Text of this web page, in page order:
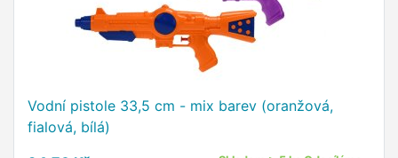
Vodní pistole 33,5 cm - mix barev (oranžová,
fialová, bílá)